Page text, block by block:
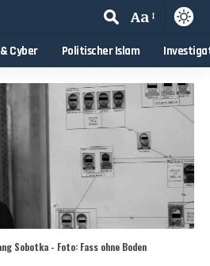
Aa
Cyber Politischer Islam
Sobotka - Foto: Fass ohne Boden